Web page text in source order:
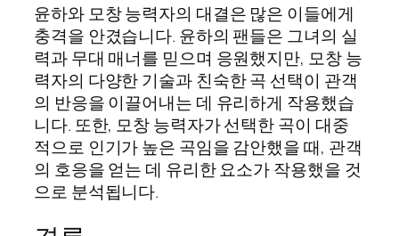
윤하와 모창 능력자의 대결은 많은 이들에게
충격을 안겼습니다. 윤하의 팬들은 그녀의 실
력과 무대 매너를 믿으며 응원했지만, 모창 능
력자의 다양한 기술과 친숙한 곡 선택이 관객
의 반응을 이끌어내는 데 유리하게 작용했습
니다. 또한, 모창 능력자가 선택한 곡이 대중
적으로 인기가 높은 곡임을 감안했을 때, 관객
의 호응을 얻는 데 유리한 요소가 작용했을 것
으로 분석됩니다.